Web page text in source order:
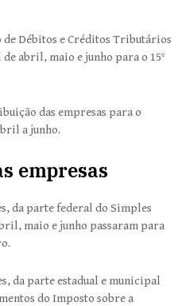
Débitos e Créditos Tributários
abril, maio e junho para o 15º
das empresas para o
a junho.
empresas
da parte federal do Simples
maio e junho passaram para
da parte estadual e municipal
do Imposto sobre a